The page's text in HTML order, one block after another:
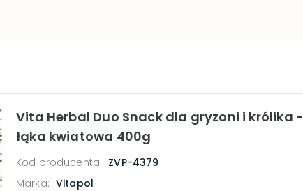
Vita Herbal Duo Snack dla gryzoni i królika -
łąka kwiatowa 400g
Kod producenta: ZVP-4379
Marka: Vitapol